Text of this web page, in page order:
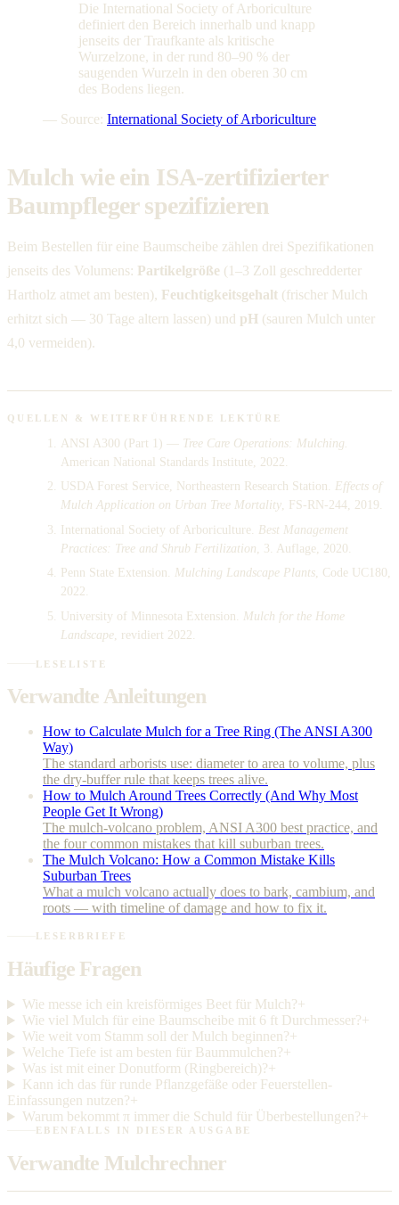
Die International Society of Arboriculture
definiert den Bereich innerhalb und knapp
jenseits der Traufkante als kritische
Wurzelzone, in der rund 80–90 % der
saugenden Wurzeln in den oberen 30 cm
des Bodens liegen.
— Source: International Society of Arboriculture
Mulch wie ein ISA-zertifizierter
Baumpfleger spezifizieren
Beim Bestellen für eine Baumscheibe zählen drei Spezifikationen
jenseits des Volumens: Partikelgröße (1–3 Zoll geschredderter
Hartholz atmet am besten), Feuchtigkeitsgehalt (frischer Mulch
erhitzt sich — 30 Tage altern lassen) und pH (sauren Mulch unter
4,0 vermeiden).
QUELLEN & WEITERFÜHRENDE LEKTÜRE
ANSI A300 (Part 1) — Tree Care Operations: Mulching.
American National Standards Institute, 2022.
USDA Forest Service, Northeastern Research Station. Effects of
Mulch Application on Urban Tree Mortality, FS-RN-244, 2019.
International Society of Arboriculture. Best Management
Practices: Tree and Shrub Fertilization , 3. Auflage, 2020.
Penn State Extension. Mulching Landscape Plants, Code UC180,
2022.
University of Minnesota Extension. Mulch for the Home
Landscape , revidiert 2022.
LESELISTE
Verwandte Anleitungen
How to Calculate Mulch for a Tree Ring (The ANSI A300
Way)
The standard arborists use: diameter to area to volume, plus
the dry-buffer rule that keeps trees alive.
How to Mulch Around Trees Correctly (And Why Most
People Get It Wrong)
The mulch-volcano problem, ANSI A300 best practice, and
the four common mistakes that kill suburban trees.
The Mulch Volcano: How a Common Mistake Kills
Suburban Trees
What a mulch volcano actually does to bark, cambium, and
roots — with timeline of damage and how to fix it.
LESERBRIEFE
Häufige Fragen
Wie messe ich ein kreisförmiges Beet für Mulch?+
Wie viel Mulch für eine Baumscheibe mit 6 ft Durchmesser?+
Wie weit vom Stamm soll der Mulch beginnen?+
Welche Tiefe ist am besten für Baummulchen?+
Was ist mit einer Donutform (Ringbereich)?+
Kann ich das für runde Pflanzgefäße oder Feuerstellen-
Einfassungen nutzen?+
Warum bekommt π immer die Schuld für Überbestellungen?+
EBENFALLS IN DIESER AUSGABE
Verwandte Mulchrechner